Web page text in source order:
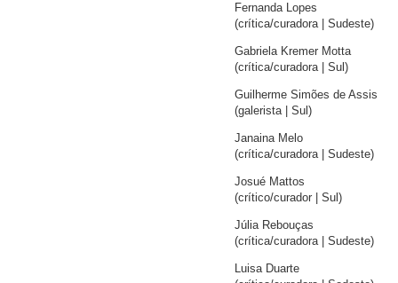
Fernanda Lopes
(crítica/curadora | Sudeste)
Gabriela Kremer Motta
(crítica/curadora | Sul)
Guilherme Simões de Assis
(galerista | Sul)
Janaina Melo
(crítica/curadora | Sudeste)
Josué Mattos
(crítico/curador | Sul)
Júlia Rebouças
(crítica/curadora | Sudeste)
Luisa Duarte